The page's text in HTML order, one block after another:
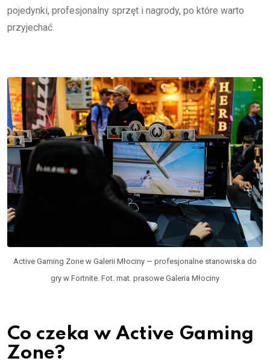
pojedynki, profesjonalny sprzęt i nagrody, po które warto
przyjechać.
Active Gaming Zone w Galerii Młociny — profesjonalne stanowiska do
gry w Fortnite. Fot. mat. prasowe Galeria Młociny
Co czeka w Active Gaming
Zone?